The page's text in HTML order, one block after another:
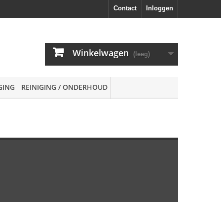
Inloggen
Contact
Winkelwagen (leeg)
REINIGING / ONDERHOUD